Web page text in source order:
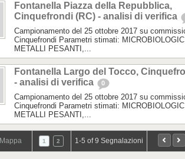
Fontanella Piazza della Repubblica,
Cinquefrondi (RC) - analisi di verifica
Campionamento del 25 ottobre 2017 su
Cinquefrondi Parametri stimati:
METALLI PESANTI,...
Fontanella Largo del Tocco,
- analisi di verifica
0
Campionamento del 25 ottobre 2017 su
Cinquefrondi Parametri stimati:
METALLI PESANTI,...
Mappa 1 2 1-5 of 9 Segnalazioni